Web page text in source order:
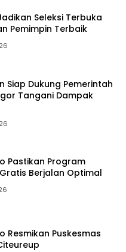
Seleksi Terbuka
Pemimpin Terbaik
Siap Dukung Pemerintah
Tangani Dampak
Pastikan Program
Berjalan Optimal
Resmikan Puskesmas